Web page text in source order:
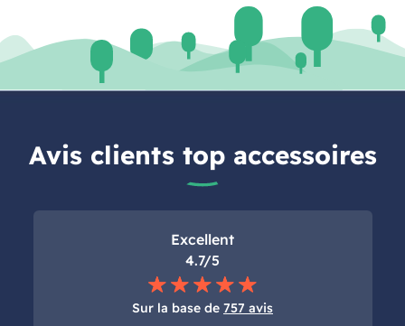
Avis clients top accessoires
Excellent
4.7/5
Sur la base de 757 avis